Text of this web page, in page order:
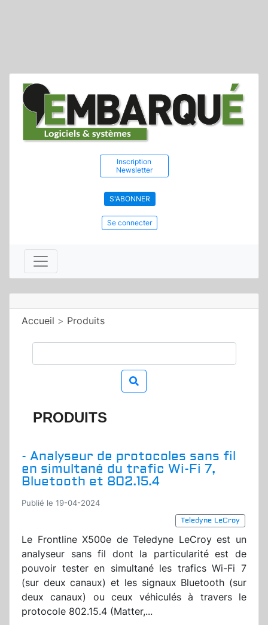
Inscription
Newsletter
S'ABONNER
Se connecter
Accueil > Produits
PRODUITS
- Analyseur de protocoles sans fil
en simultané du trafic Wi-Fi 7,
Bluetooth et 802.15.4
Publié le 19-04-2024
Teledyne LeCroy
Le Frontline X500e de Teledyne LeCroy est un
analyseur sans fil dont la particularité est de
pouvoir tester en simultané les trafics Wi-Fi 7
(sur deux canaux) et les signaux Bluetooth (sur
deux canaux) ou ceux véhiculés à travers le
protocole 802.15.4 (Matter,...